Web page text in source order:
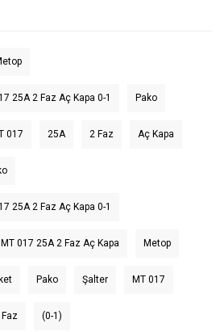
25A 2 Faz Aç Kapa 0-1 Pako
017 25A 2 Faz Aç Kapa
25A 2 Faz Aç Kapa 0-1
017 25A 2 Faz Aç Kapa Metop
Pako Şalter MT 017
Faz (0-1)